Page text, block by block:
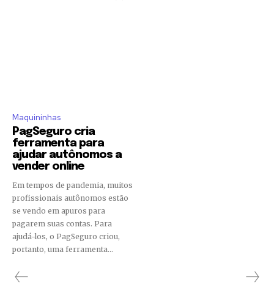
Maquininhas
PagSeguro cria
ferramenta para
ajudar autônomos a
vender online
Em tempos de pandemia, muitos
profissionais autônomos estão
se vendo em apuros para
pagarem suas contas. Para
ajudá-los, o PagSeguro criou,
portanto, uma ferramenta...